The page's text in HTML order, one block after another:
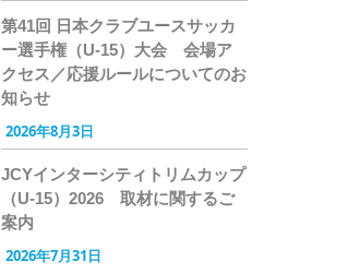
第41回 日本クラブユースサッカ
ー選手権（U-15）大会 会場ア
クセス／応援ルールについてのお
知らせ
2026年8月3日
JCYインターシティトリムカップ
（U-15）2026 取材に関するご
案内
2026年7月31日